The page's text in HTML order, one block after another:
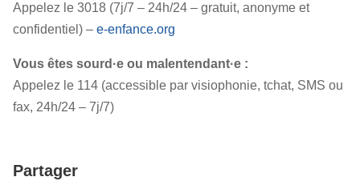
Appelez le 3018 (7j/7 – 24h/24 – gratuit, anonyme et
confidentiel) – e-enfance.org
Vous êtes sourd·e ou malentendant·e :
Appelez le 114 (accessible par visiophonie, tchat, SMS ou
fax, 24h/24 – 7j/7)
Partager